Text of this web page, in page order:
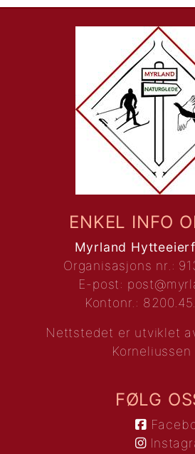
ENKEL INFO
Myrland
Organisasjons nr.:
E-post:
Kontonr.:
Nettstedet er utviklet
Korneliussen
FØLG